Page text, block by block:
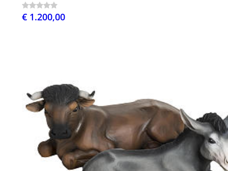
€ 1.200,00